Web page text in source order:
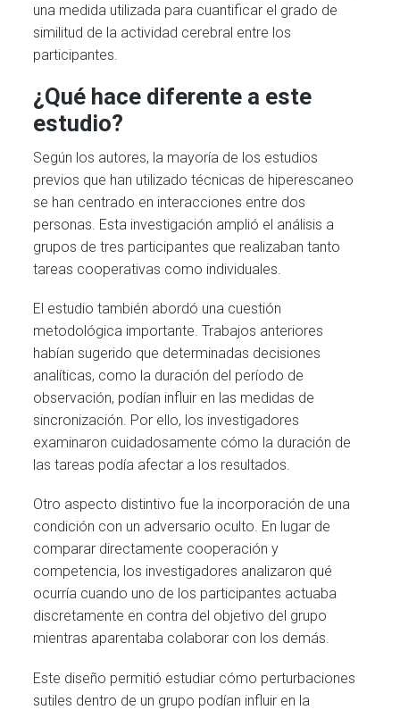
una medida utilizada para cuantificar el grado de
similitud de la actividad cerebral entre los
participantes.
¿Qué hace diferente a este
estudio?
Según los autores, la mayoría de los estudios
previos que han utilizado técnicas de hiperescaneo
se han centrado en interacciones entre dos
personas. Esta investigación amplió el análisis a
grupos de tres participantes que realizaban tanto
tareas cooperativas como individuales.
El estudio también abordó una cuestión
metodológica importante. Trabajos anteriores
habían sugerido que determinadas decisiones
analíticas, como la duración del período de
observación, podían influir en las medidas de
sincronización. Por ello, los investigadores
examinaron cuidadosamente cómo la duración de
las tareas podía afectar a los resultados.
Otro aspecto distintivo fue la incorporación de una
condición con un adversario oculto. En lugar de
comparar directamente cooperación y
competencia, los investigadores analizaron qué
ocurría cuando uno de los participantes actuaba
discretamente en contra del objetivo del grupo
mientras aparentaba colaborar con los demás.
Este diseño permitió estudiar cómo perturbaciones
sutiles dentro de un grupo podían influir en la